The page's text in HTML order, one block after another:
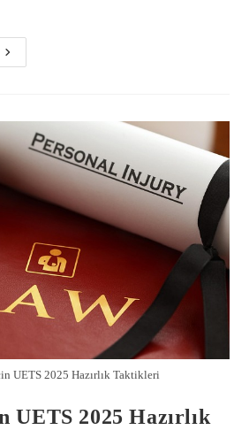
UETS 2025 Hazırlık Taktikleri
UETS 2025 Hazırlık